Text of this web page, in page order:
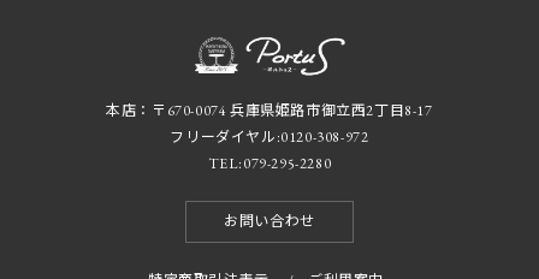
本店：〒670-0074 兵庫県姫路市御立西2丁目8-17
フリーダイヤル:0120-308-972
TEL:079-295-2280
お問い合わせ